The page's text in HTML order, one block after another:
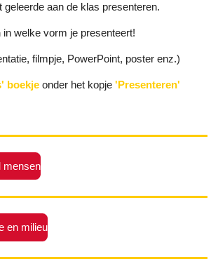
geleerde aan de klas presenteren.
welke vorm je presenteert!
filmpje, PowerPoint, poster enz.)
boekje onder het kopje 'Presenteren'
mensen
en milieu